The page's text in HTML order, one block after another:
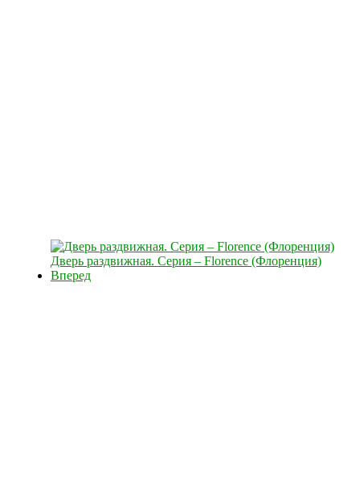
Дверь раздвижная. Серия – Florence (Флоренция)
Вперед